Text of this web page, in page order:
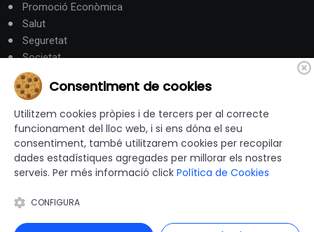
Promoció Econòmica
Salut
Seguretat
Societat
Turisme
Altres Canals
canalandorra.ad
© 2012-2026 Ajuntaments de Catalunya - Tots els drets
Avís Legal |Política de privacitat
Consentiment de cookies
Utilitzem cookies pròpies i de tercers per al correcte
funcionament del lloc web, i si ens dóna el seu
consentiment, també utilitzarem cookies per recopilar
dades estadístiques agregades per millorar els nostres
serveis. Per més informació click Política de Cookies
CONFIGURA